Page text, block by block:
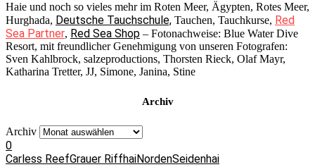
Haie und noch so vieles mehr im Roten Meer, Ägypten, Rotes Meer,
Hurghada, Deutsche Tauchschule, Tauchen, Tauchkurse, Red
Sea Partner, Red Sea Shop – Fotonachweise: Blue Water Dive
Resort, mit freundlicher Genehmigung von unseren Fotografen:
Sven Kahlbrock, salzeproductions, Thorsten Rieck, Olaf Mayr,
Katharina Tretter, JJ, Simone, Janina, Stine
Archiv
Archiv
0
Carless ReefGrauer RiffhaiNordenSeidenhai